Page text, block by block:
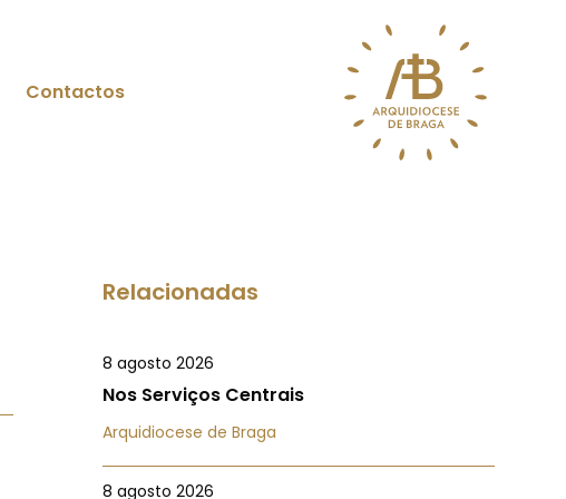
Contactos
Relacionadas
8 agosto 2026
Nos Serviços Centrais
Arquidiocese de Braga
8 agosto 2026